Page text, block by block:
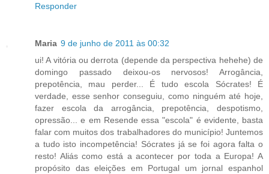
Responder
Maria 9 de junho de 2011 às 00:32
ui! A vitória ou derrota (depende da perspectiva hehehe) de
domingo passado deixou-os nervosos! Arrogância,
prepotência, mau perder... É tudo escola Sócrates! É
verdade, esse senhor conseguiu, como ninguém até hoje,
fazer escola da arrogância, prepotência, despotismo,
opressão... e em Resende essa "escola" é evidente, basta
falar com muitos dos trabalhadores do município! Juntemos
a tudo isto incompetência! Sócrates já se foi agora falta o
resto! Aliás como está a acontecer por toda a Europa! A
propósito das eleições em Portugal um jornal espanhol